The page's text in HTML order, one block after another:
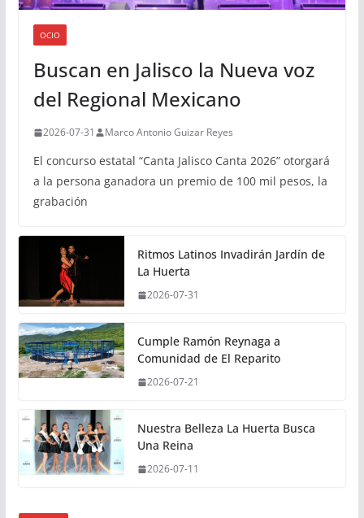
OCIO
Buscan en Jalisco la Nueva voz
del Regional Mexicano
2026-07-31 Marco Antonio Guizar Reyes
El concurso estatal “Canta Jalisco Canta 2026” otorgará
a la persona ganadora un premio de 100 mil pesos, la
grabación
Ritmos Latinos Invadirán Jardín de
La Huerta
2026-07-31
Cumple Ramón Reynaga a
Comunidad de El Reparito
2026-07-21
Nuestra Belleza La Huerta Busca
Una Reina
2026-07-11